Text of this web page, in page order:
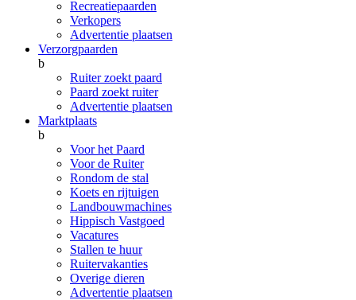
Recreatiepaarden
Verkopers
Advertentie plaatsen
Verzorgpaarden
b
Ruiter zoekt paard
Paard zoekt ruiter
Advertentie plaatsen
Marktplaats
b
Voor het Paard
Voor de Ruiter
Rondom de stal
Koets en rijtuigen
Landbouwmachines
Hippisch Vastgoed
Vacatures
Stallen te huur
Ruitervakanties
Overige dieren
Advertentie plaatsen